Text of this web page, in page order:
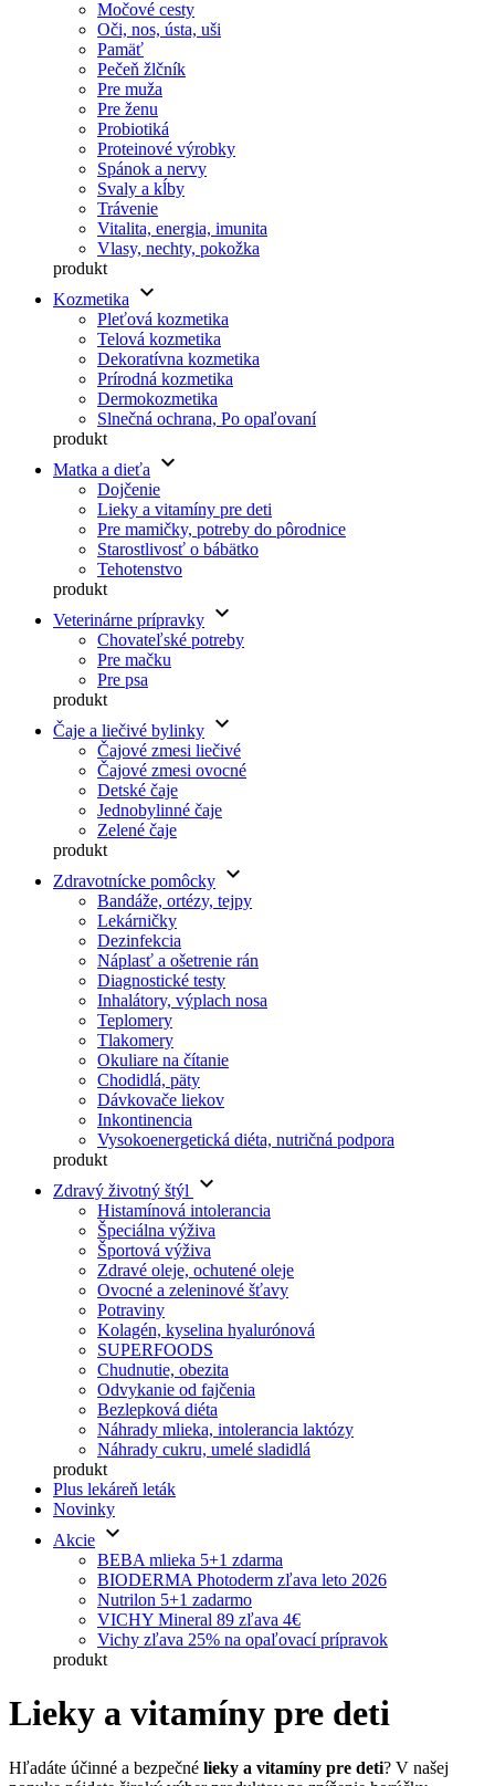
Močové cesty
Oči, nos, ústa, uši
Pamäť
Pečeň žlčník
Pre muža
Pre ženu
Probiotiká
Proteinové výrobky
Spánok a nervy
Svaly a kĺby
Trávenie
Vitalita, energia, imunita
Vlasy, nechty, pokožka
produkt
Kozmetika
keyboard_arrow_down
Pleťová kozmetika
Telová kozmetika
Dekoratívna kozmetika
Prírodná kozmetika
Dermokozmetika
Slnečná ochrana, Po opaľovaní
produkt
Matka a dieťa
keyboard_arrow_down
Dojčenie
Lieky a vitamíny pre deti
Pre mamičky, potreby do pôrodnice
Starostlivosť o bábätko
Tehotenstvo
produkt
Veterinárne prípravky keyboard_arrow_down
Chovateľské potreby
Pre mačku
Pre psa
produkt
Čaje a liečivé bylinky keyboard_arrow_down
Čajové zmesi liečivé
Čajové zmesi ovocné
Detské čaje
Jednobylinné čaje
Zelené čaje
produkt
Zdravotnícke pomôcky keyboard_arrow_down
Bandáže, ortézy, tejpy
Lekárničky
Dezinfekcia
Náplasť a ošetrenie rán
Diagnostické testy
Inhalátory, výplach nosa
Teplomery
Tlakomery
Okuliare na čítanie
Chodidlá, päty
Dávkovače liekov
Inkontinencia
Vysokoenergetická diéta, nutričná podpora
produkt
Zdravý životný štýl
keyboard_arrow_down
Histamínová intolerancia
Špeciálna výživa
Športová výživa
Zdravé oleje, ochutené oleje
Ovocné a zeleninové šťavy
Potraviny
Kolagén, kyselina hyalurónová
SUPERFOODS
Chudnutie, obezita
Odvykanie od fajčenia
Bezlepková diéta
Náhrady mlieka, intolerancia laktózy
Náhrady cukru, umelé sladidlá
produkt
Plus lekáreň leták
Novinky
Akcie keyboard_arrow_down
BEBA mlieka 5+1 zdarma
BIODERMA Photoderm zľava leto 2026
Nutrilon 5+1 zadarmo
VICHY Mineral 89 zľava 4€
Vichy zľava 25% na opaľovací prípravok
produkt
Lieky a vitamíny pre deti
Hľadáte účinné a bezpečné lieky a vitamíny pre deti? V našej